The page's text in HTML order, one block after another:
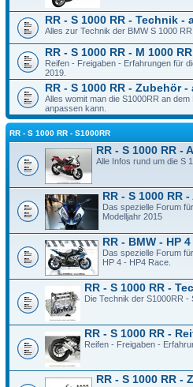
RR - S 1000 RR - Technik -
Alles zur Technik der BMW S 1000
RR - S 1000 RR - M 1000
Reifen - Freigaben - Erfahrungen für
2019.
RR - S 1000 RR - Zubehör -
Alles womit man die S1000RR an
anpassen kann.
RR - S 1000 RR - S1000RR
RR - S 1000 RR -
Alle Infos rund um die S
RR - S 1000 RR
Das spezielle Forum
Modelljahr 2015
RR - BMW - HP
Das spezielle Forum
HP 4 - HP4 Race.
RR - S 1000 RR -
Die Technik der S1000RR
RR - S 1000 RR -
Reifen - Freigaben -
RR - S 1000 RR -